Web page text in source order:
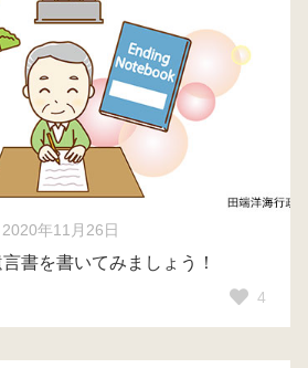
2020年11月26日
書を書いてみましょう！
4